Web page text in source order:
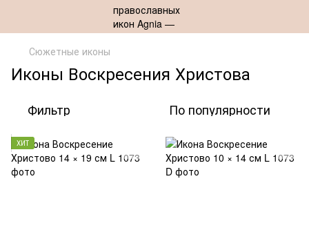
Сюжетные иконы
Иконы Воскресения Христова
Фильтр По популярности
ХИТ